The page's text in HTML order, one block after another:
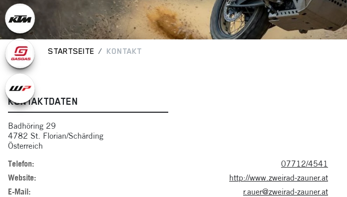
STARTSEITE KONTAKT
KONTAKTDATEN
Badhöring 29
4782 St. Florian/Schärding
Österreich
Telefon:
07712/4541
Website:
http://www.zweirad-zauner.at
E-Mail:
r.auer@zweirad-zauner.at